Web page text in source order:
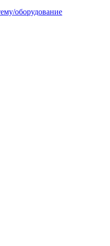
оборудование